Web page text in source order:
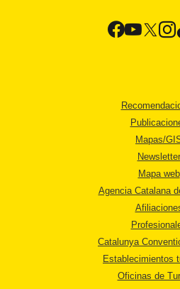
Mapas/
Newsletter
Mapa web
Agencia Catalana
Catalunya
Establecimientos
Oficinas de